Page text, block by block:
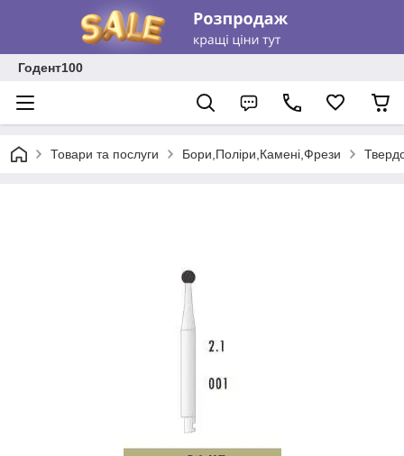
Годент100
Товари та послуги Бори,Поліри,Камені,Фрези